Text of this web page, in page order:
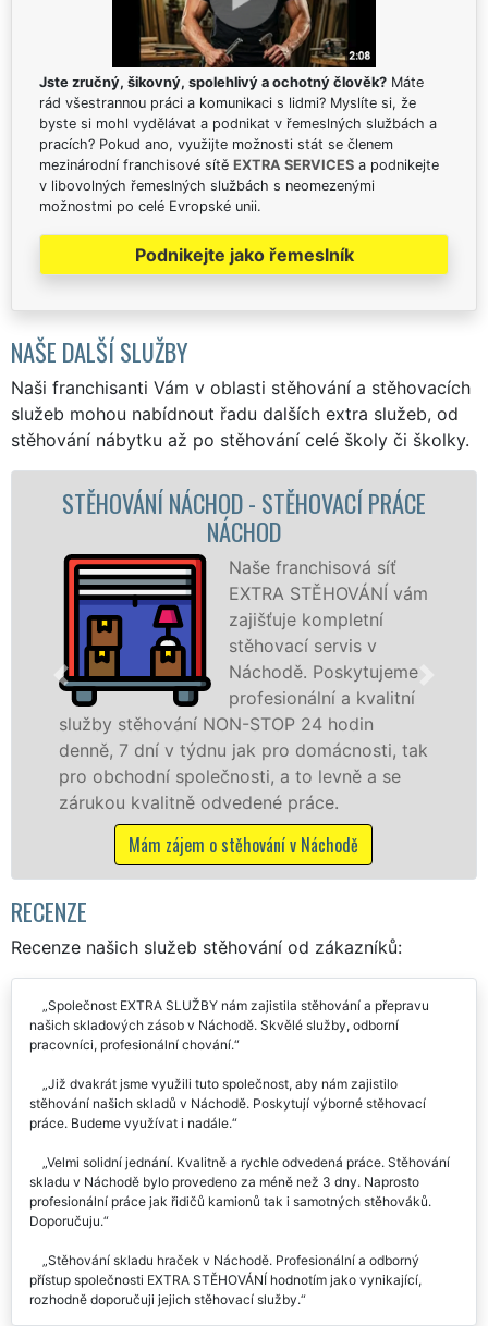
Jste zručný, šikovný, spolehlivý a ochotný člověk? Máte
rád všestrannou práci a komunikaci s lidmi? Myslíte si, že
byste si mohl vydělávat a podnikat v řemeslných službách a
pracích? Pokud ano, využijte možnosti stát se členem
mezinárodní franchisové sítě EXTRA SERVICES a podnikejte
v libovolných řemeslných službách s neomezenými
možnostmi po celé Evropské unii.
Podnikejte jako řemeslník
NAŠE DALŠÍ SLUŽBY
Naši franchisanti Vám v oblasti stěhování a stěhovacích
služeb mohou nabídnout řadu dalších extra služeb, od
stěhování nábytku až po stěhování celé školy či školky.
- STĚHOVACÍ PRÁCE
Naše franchisová síť
EXTRA STĚHOVÁNÍ vám
zajišťuje kompletní
stěhovací servis v
Náchodě. Poskytujeme
profesionální a kvalitní
STOP 24 hodin
jak pro domácnosti, tak
a to levně a se
práce.
stěhování v Náchodě
STĚHOVACÍ
služby zajišťujeme
celém okresu
franchisové sítě
Nabízíme stěhovací
včetně víkendů a
Mám zájem o
RECENZE
Recenze našich služeb stěhování od zákazníků:
Společnost EXTRA SLUŽBY nám zajistila stěhování a přepravu
našich skladových zásob v Náchodě. Skvělé služby, odborní
Již dvakrát jsme využili tuto společnost, aby nám zajistilo
stěhování našich skladů v Náchodě. Poskytují výborné stěhovací
Velmi solidní jednání. Kvalitně a rychle odvedená práce. Stěhování
skladu v Náchodě bylo provedeno za méně než 3 dny. Naprosto
profesionální práce jak řidičů kamionů tak i samotných stěhováků.
Stěhování skladu hraček v Náchodě. Profesionální a odborný
přístup společnosti EXTRA STĚHOVÁNÍ hodnotím jako vynikající,